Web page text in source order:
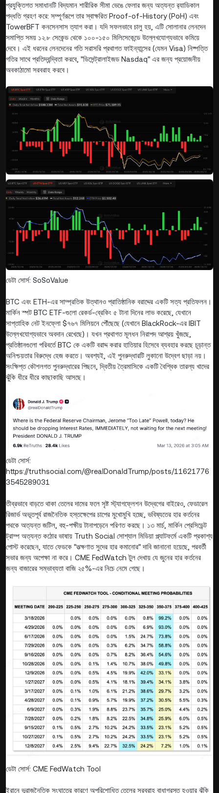
প্রযুক্তিগত সমাধানটি বিদ্যমান শারীরিক সীমা ভেঙে ফেলার জন্য অত্যন্ত র‌্যাডিকাল
পদ্ধতি গ্রহণ করে: সম্পূর্ণরূপে তার স্বাক্ষরিত Proof-of-History (PoH) এবং
TowerBFT কনসেনসাস ত্যাগ করা। যদি সফলভাবে চালু হয়, এটি সোলানার লেনদেন
সমাপ্তি সময় ১২.৮ সেকেন্ড থেকে ১০০-১৫০ মিলিসেকেন্ডে উল্লেখযোগ্যভাবে কমিয়ে
দেবে। এই ধরনের লেনদেনের গতি সরাসরি প্রথাগত ফাইন্যান্সের (যেমন Visa) নিষ্পত্তি
গতির সাথে প্রতিদ্বন্দ্বিতা করবে, "ডিসেন্ট্রালাইজড Nasdaq" এর জন্য প্রয়োজনীয়
অবকাঠামো সরবরাহ করবে।
ডেটা সোর্স: SoSoValue
BTC এবং ETH-এর সাম্প্রতিক উত্থানও প্রাতিষ্ঠানিক বরাদ্দের একটি সত্য প্রতিফলন।
মার্কিন স্পট BTC ETF-গুলো রেকর্ড-ব্রেকিং ৫ টানা দিনের লাভ করেছে, যেখানে
সাপ্তাহিক নেট ইনফ্লো $৭৬৭ মিলিয়নে পৌঁছেছে (যেখানে BlackRock-এর IBIT
উল্লেখযোগ্যভাবে অবদান রেখেছে)। যখন প্রথাগত মূলধন নিরাপদ আশ্রয় খুঁজছে,
প্রতিষ্ঠানগুলো পরিবর্তে BTC কে একটি বরাদ্দ করার হাতিয়ার হিসেবে ব্যবহার করছে চূড়ান্ত
অনিশ্চয়তার বিরুদ্ধে হেজ করতে। অবশ্যই, এই পুনরুদ্ধারটি লুকানো উদ্বেগ ছাড়া নয়।
সংক্ষিপ্ত কৌশলগত পুনরুদ্ধারের পিছনে, দ্বিতীয় ত্রৈমাসিকে একটি বৈশ্বিক তারল্য খাদের
ঝুঁকি ধীরে ধীরে কাছাকাছি আসছে।
ডেটা সোর্স:
https://truthsocial.com/@realDonaldTrump/posts/11621776
3545289031
তীব্রভাবে বাড়তে থাকা তেলের দামের ফলে সৃষ্ট স্ট্যাগফ্লেশন উদ্বেগের বাইরেও, ফেডারেল
রিজার্ভ অভূতপূর্ব রাজনৈতিক হস্তক্ষেপের চাপের মুখোমুখি হচ্ছে, ভবিষ্যতের হার কর্তনের
পথকে অত্যন্ত জটিল, বহু-পক্ষীয় টানাপড়েনে পরিণত করছে। ১৩ মার্চ, মার্কিন প্রেসিডেন্ট
ট্রাম্প অত্যন্ত কঠোর ভাষায় Truth Social সোশ্যাল মিডিয়া প্ল্যাটফর্মে একটি প্রকাশ্য
পোস্ট করেছেন, যাতে ফেডকে "তত্ক্ষণাত সুদের হার কমানোর" দাবি জানানো হয়েছে, পরবর্তী
সভার জন্য অপেক্ষা না করে। CME FedWatch টুল দেখায় যে জুনের হার কর্তনের
জন্য বাজারের সম্ভাব্যতা বাজি ২৫%-এর নিচে নেমে গেছে।
ডেটা সোর্স: CME FedWatch Tool
ইরানে ভূরাজনৈতিক সংঘাতের কারণে অপরিশোধিত তেলের সরবরাহ বাধাগ্রস্ত হওয়ার ঝুঁকি